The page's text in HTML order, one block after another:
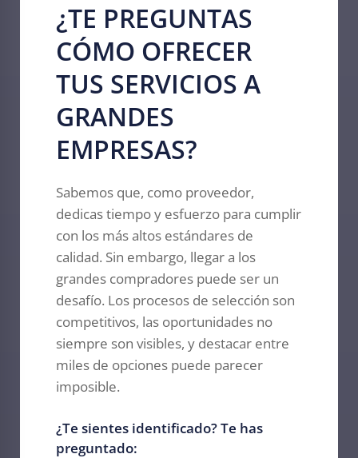
¿TE PREGUNTAS
CÓMO OFRECER
TUS SERVICIOS A
GRANDES
EMPRESAS?
Sabemos que, como proveedor,
dedicas tiempo y esfuerzo para cumplir
con los más altos estándares de
calidad. Sin embargo, llegar a los
grandes compradores puede ser un
desafío. Los procesos de selección son
competitivos, las oportunidades no
siempre son visibles, y destacar entre
miles de opciones puede parecer
imposible.
¿Te sientes identificado? Te has
preguntado: